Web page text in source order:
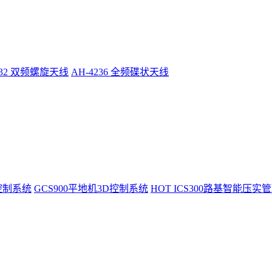
双频螺旋天线 AH-4236 全频碟状天线
制系统 GCS900平地机3D控制系统 HOT ICS300路基智能压实